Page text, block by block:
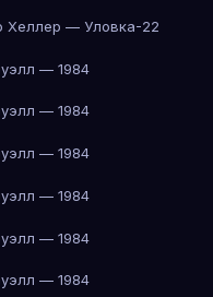
Хеллер — Уловка-22
— 1984
— 1984
— 1984
— 1984
— 1984
— 1984